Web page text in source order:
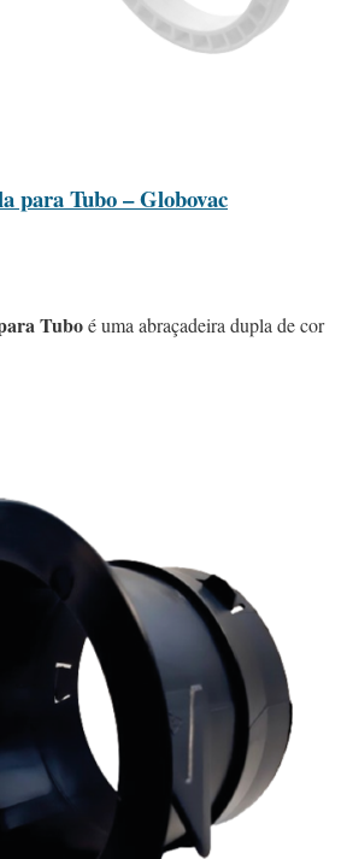
para Tubo – Globovac
Tuboé uma abraçadeira dupla de cor